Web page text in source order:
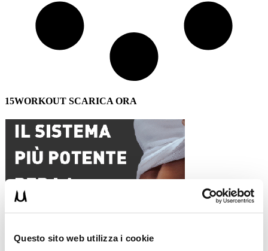
Questo sito web utilizza i cookie
15WORKOUT SCARICA ORA